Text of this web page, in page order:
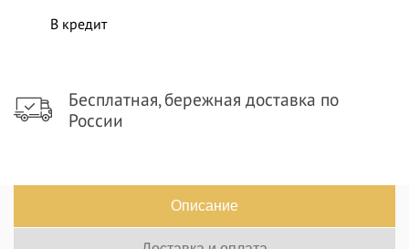
В кредит
Бесплатная, бережная доставка по
России
Описание